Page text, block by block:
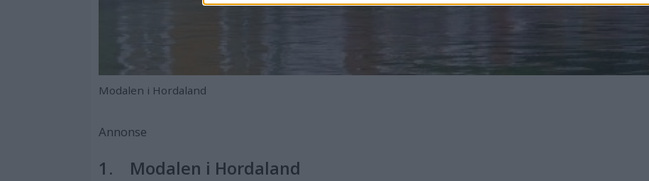
Modalen i Hordaland
Annonse
1. Modalen i Hordaland